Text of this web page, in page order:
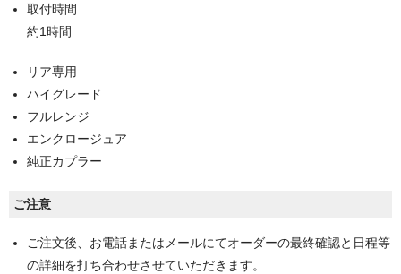
取付時間
約1時間
リア専用
ハイグレード
フルレンジ
エンクロージュア
純正カプラー
ご注意
ご注文後、お電話またはメールにてオーダーの最終確認と日程等
の詳細を打ち合わせさせていただきます。